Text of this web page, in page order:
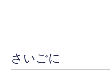
さいごに